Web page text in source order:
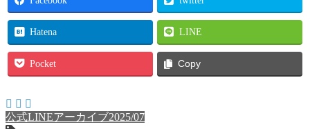
Hatena LINE
Pocket Copy
公式LINEアーカイブ2025/07